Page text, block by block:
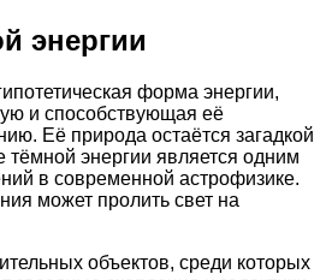
энергии
форма энергии,
и способствующая её
Её природа остаётся загадкой
тёмной энергии является одним
в современной астрофизике.
может пролить свет на
объектов, среди которых